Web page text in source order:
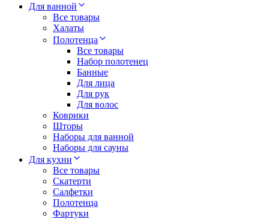
Для ванной
Все товары
Халаты
Полотенца
Все товары
Набор полотенец
Банные
Для лица
Для рук
Для волос
Коврики
Шторы
Наборы для ванной
Наборы для сауны
Для кухни
Все товары
Скатерти
Салфетки
Полотенца
Фартуки